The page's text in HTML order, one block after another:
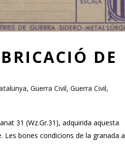
DE
, Guerra Civil, Guerra Civil,
31 (Wz.Gr.31), adquirida aquesta
Les bones condicions de la granada a